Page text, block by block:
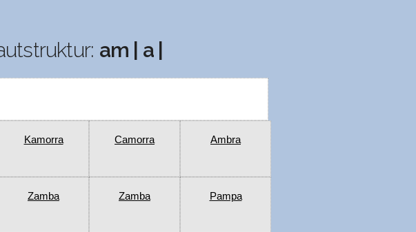
am | a |
Kamorra Camorra Ambra
Zamba Zamba Pampa